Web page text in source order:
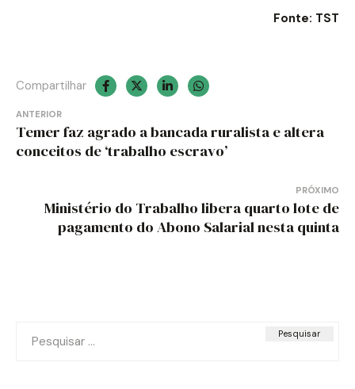
Fonte: TST
Compartilhar
Navegação
de
ANTERIOR
Temer faz agrado a bancada ruralista e altera
conceitos de ‘trabalho escravo’
PRÓXIMO
Ministério do Trabalho libera quarto lote de
pagamento do Abono Salarial nesta quinta
por: